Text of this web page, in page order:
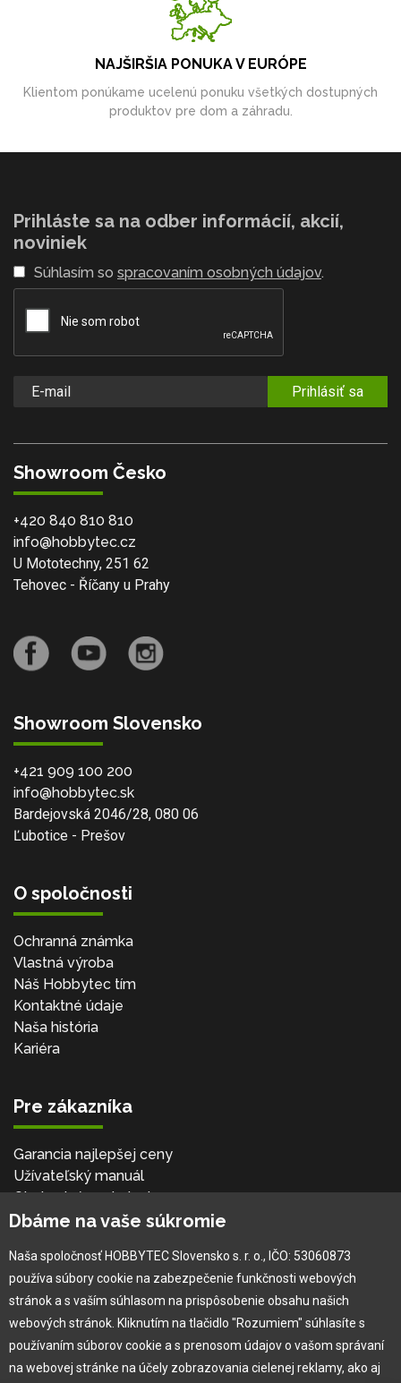
NAJŠIRŠIA PONUKA V EURÓPE
Klientom ponúkame ucelenú ponuku všetkých dostupných
produktov pre dom a záhradu.
Prihláste sa na odber informácií, akcií,
noviniek
Súhlasím so spracovaním osobných údajov.
Prihlásiť sa
Showroom Česko
+420 840 810 810
info@hobbytec.cz
U Mototechny, 251 62
Tehovec - Říčany u Prahy
Showroom Slovensko
+421 909 100 200
info@hobbytec.sk
Bardejovská 2046/28, 080 06
Ľubotice - Prešov
O spoločnosti
Ochranná známka
Vlastná výroba
Náš Hobbytec tím
Kontaktné údaje
Naša história
Kariéra
Pre zákazníka
Garancia najlepšej ceny
Užívateľský manuál
Obchodné podmienky
Zákazník & partner
Novinky
Dbáme na vaše súkromie
Naša spoločnosť HOBBYTEC Slovensko s. r. o., IČO: 53060873
používa súbory cookie na zabezpečenie funkčnosti webových
stránok a s vaším súhlasom na prispôsobenie obsahu našich
webových stránok. Kliknutím na tlačidlo "Rozumiem" súhlasíte s
používaním súborov cookie a s prenosom údajov o vašom správaní
na webovej stránke na účely zobrazovania cielenej reklamy, ako aj